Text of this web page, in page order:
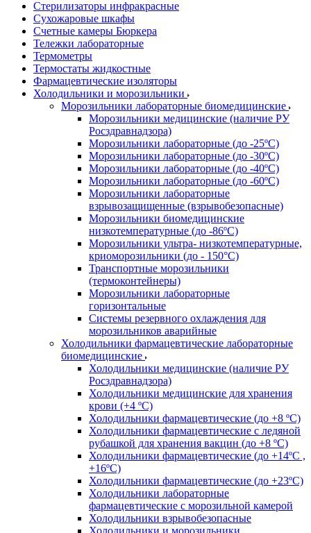
Стерилизаторы инфракрасные
Сухожаровые шкафы
Счетные камеры Бюркера
Тележки лабораторные
Термометры
Термостаты жидкостные
Фармацевтические изоляторы
Холодильники и морозильники
Морозильники лабораторные биомедицинские
Морозильники медицинские (наличие РУ
Росздравнадзора)
Морозильники лабораторные (до -25ºС)
Морозильники лабораторные (до -30ºС)
Морозильники лабораторные (до -40ºС)
Морозильники лабораторные (до -60ºС)
Морозильники лабораторные
взрывозащищенные (взрывобезопасные)
Морозильники биомедицинские
низкотемпературные (до -86ºС)
Морозильники ультра- низкотемпературные,
криоморозильники (до - 150°С)
Транспортные морозильники
(термоконтейнеры)
Морозильники лабораторные
горизонтальные
Системы резервного охлаждения для
морозильников аварийные
Холодильники фармацевтические лабораторные
биомедицинские
Холодильники медицинские (наличие РУ
Росздравнадзора)
Холодильники медицинские для хранения
крови (+4 ºС)
Холодильники фармацевтические (до +8 ºС)
Холодильники фармацевтические с ледяной
рубашкой для хранения вакцин (до +8 ºС)
Холодильники фармацевтические (до +14ºС ,
+16ºС)
Холодильники фармацевтические (до +23ºС)
Холодильники лабораторные
фармацевтические с морозильной камерой
Холодильники взрывобезопасные
Холодильники и морозильники